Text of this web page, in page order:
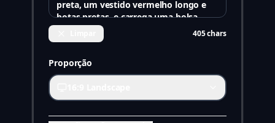
405chars
Proporção